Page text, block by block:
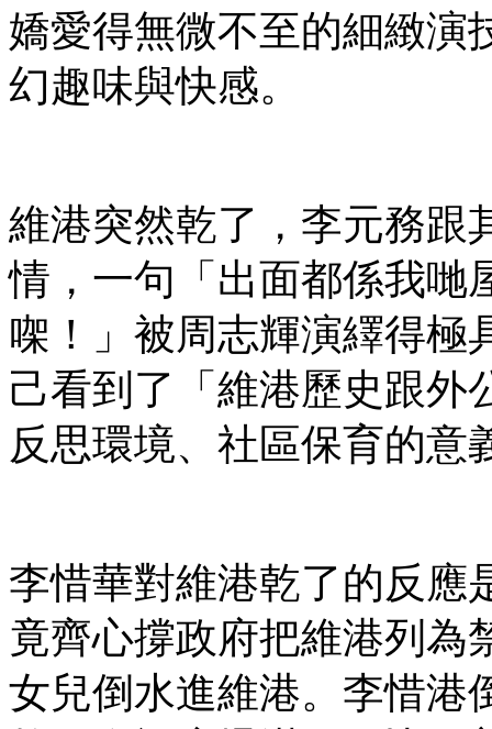
嬌愛得無微不至的細緻演
幻趣味與快感。
維港突然乾了，李元務跟
情，一句「出面都係我哋
㗎！」被周志輝演繹得極
己看到了「維港歷史跟外
反思環境、社區保育的意
李惜華對維港乾了的反應
竟齊心撐政府把維港列為
女兒倒水進維港。李惜港